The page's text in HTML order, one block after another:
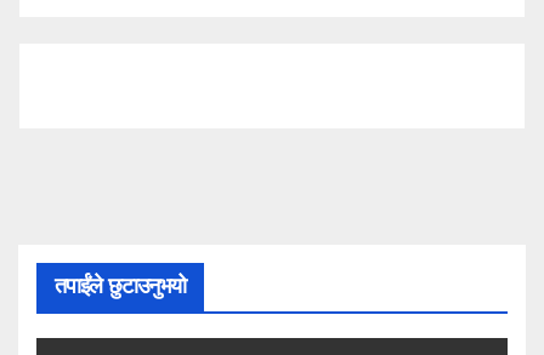
तपाईंले छुटाउनुभयो